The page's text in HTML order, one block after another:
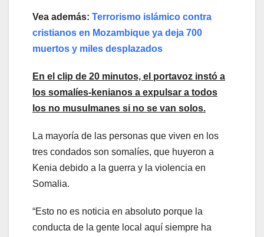
Vea además: Terrorismo islámico contra
cristianos en Mozambique ya deja 700
muertos y miles desplazados
En el clip de 20 minutos, el portavoz instó a
los somalíes-kenianos a expulsar a todos
los no musulmanes si no se van solos.
La mayoría de las personas que viven en los
tres condados son somalíes, que huyeron a
Kenia debido a la guerra y la violencia en
Somalia.
“Esto no es noticia en absoluto porque la
conducta de la gente local aquí siempre ha